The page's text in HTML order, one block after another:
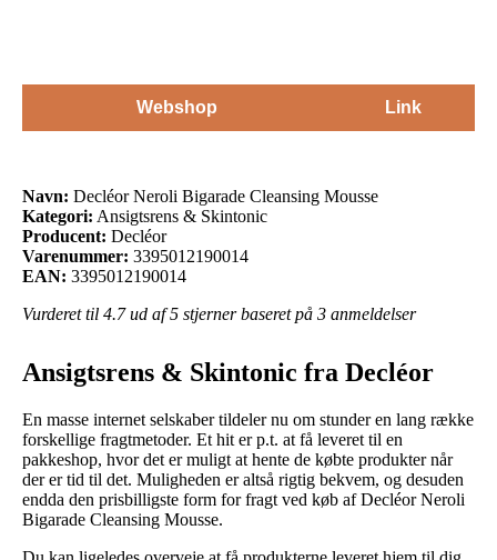
Webshop Link
Navn: Decléor Neroli Bigarade Cleansing Mousse
Kategori: Ansigtsrens & Skintonic
Producent: Decléor
Varenummer: 3395012190014
EAN: 3395012190014
Vurderet til 4.7ud af 5 stjerner baseret på 3 anmeldelser
Ansigtsrens & Skintonic fra Decléor
En masse internet selskaber tildeler nu om stunder en lang række
forskellige fragtmetoder. Et hit er p.t. at få leveret til en
pakkeshop, hvor det er muligt at hente de købte produkter når
der er tid til det. Muligheden er altså rigtig bekvem, og desuden
endda den prisbilligste form for fragt ved køb af Decléor Neroli
Bigarade Cleansing Mousse.